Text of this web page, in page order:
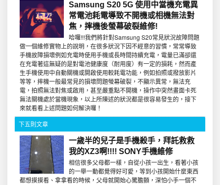
Samsung S20 5G 使用中當機充電異
常電池耗電導致不開機或相機無法對
焦，摔機後螢幕破裂維修!
哈囉!!!我們將針對Samsung S20常見狀況故障問題
做一個維修實物上的說明，在很多狀況下因不經意的習慣，常常導致
手機故障損壞例如充電時使用手機或長時間持續充電，電量已滿卻還
在充電著這無疑的是對電池健康度（耐用度）有一定的損耗，然而產
生手機使用中自動關機或開啟使用較耗電功能，例如拍照或撥放影片
等等，摔機一般最常見的損壞問題螢幕破裂，不顯示異常，無法充
電，拍照無法對焦或啟用，甚至嚴重點不開機，操作中突然畫面卡死
無法關機處於當機現象，以上所陳述的狀況都是很容易發生的，接下
來就看看上述問題如何解決囉！
下五則文章
一歲半的兒子是手機殺手，拜託救救
我的XZ3啊!!!! SONY手機維修
相信很多父母都一樣，自從小孩一出生，看著小孩
的一舉一動都覺得好可愛，等到小孩開始什麼東西
都想摸摸看、拿拿看的時候，父母就開始心驚膽顫，深怕小手一個不